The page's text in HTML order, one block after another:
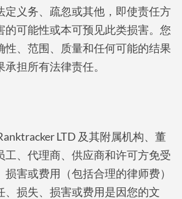
定义务、疏忽或其他，即使责任方
的可能性或本可预见此类损害。您
性、范围、质量和任何可能的结果
担所有法律责任。
LTD 及其附属机构、董
工、代理商、供应商和许可方免受
害或费用（包括合理的律师费）
、损失、损害或费用是因您的文